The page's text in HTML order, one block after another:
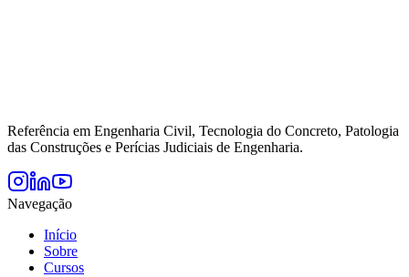
Referência em Engenharia Civil, Tecnologia do Concreto, Patologia
das Construções e Perícias Judiciais de Engenharia.
Navegação
Início
Sobre
Cursos